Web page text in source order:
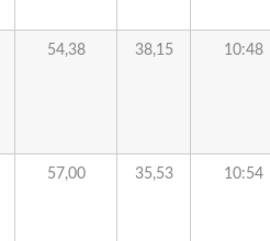
54,38 38,15 10:48
57,00 35,53 10:54